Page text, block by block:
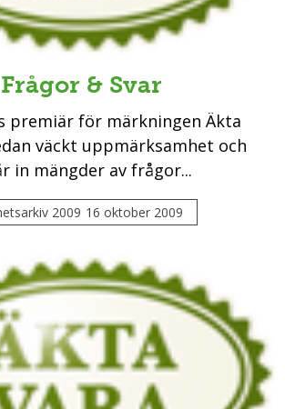
Frågor & Svar
premiär för märkningen Äkta
väckt uppmärksamhet och
in mängder av frågor...
2009 16 oktober 2009